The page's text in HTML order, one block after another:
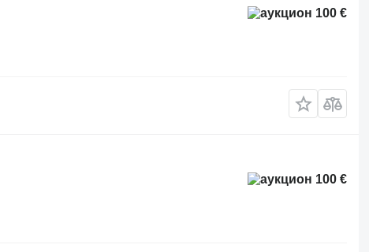
100 €
100 €